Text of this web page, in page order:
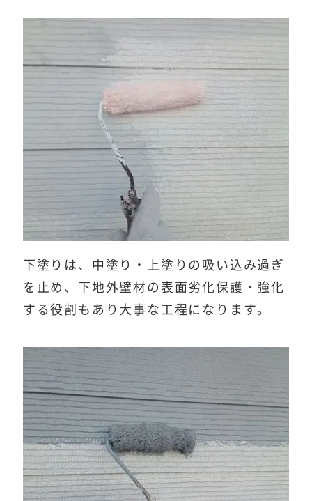
下塗りは、中塗り・上塗りの吸い込み過ぎ
を止め、下地外壁材の表面劣化保護・強化
する役割もあり大事な工程になります。